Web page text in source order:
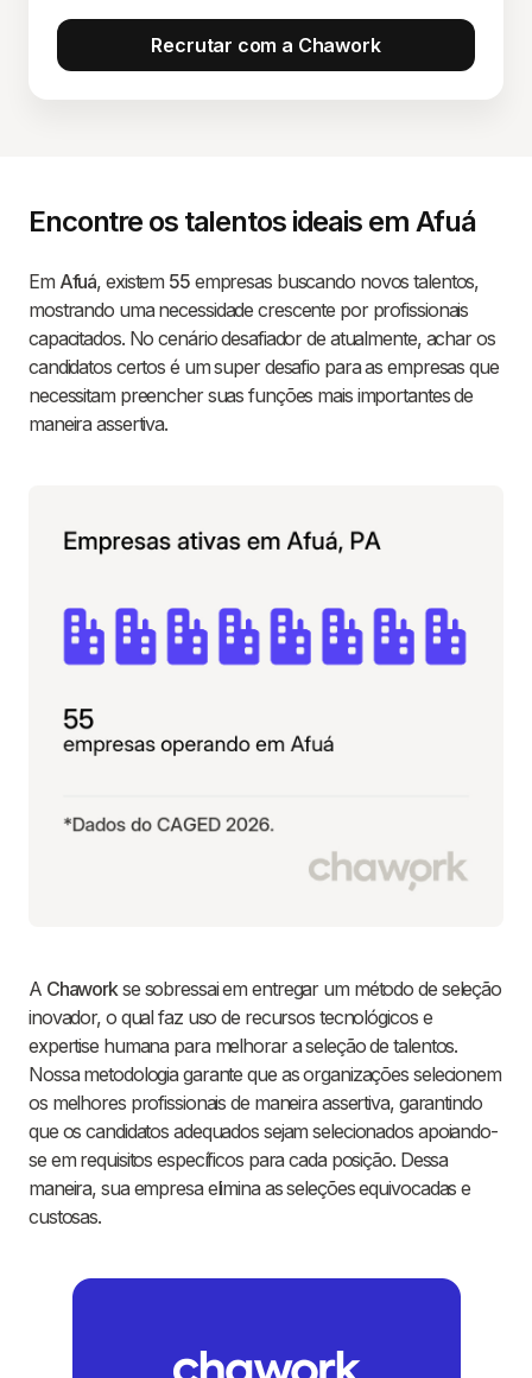
Recrutar com a Chawork
Encontre os talentos ideais em Afuá
Em Afuá, existem 55empresas buscando novos talentos,
mostrando uma necessidade crescente por profissionais
capacitados. No cenário desafiador de atualmente, achar os
candidatos certos é um super desafio para as empresas que
necessitam preencher suas funções mais importantes de
maneira assertiva.
A Chaworkse sobressai em entregar um método de seleção
inovador, o qual faz uso de recursos tecnológicos e
expertise humana para melhorar a seleção de talentos.
Nossa metodologia garante que as organizações selecionem
os melhores profissionais de maneira assertiva, garantindo
que os candidatos adequados sejam selecionados apoiando-
se em requisitos específicos para cada posição. Dessa
maneira, sua empresa elimina as seleções equivocadas e
custosas.